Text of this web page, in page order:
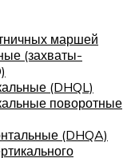
маршей
(захваты-
(DHQL)
поворотные
(DHQA)